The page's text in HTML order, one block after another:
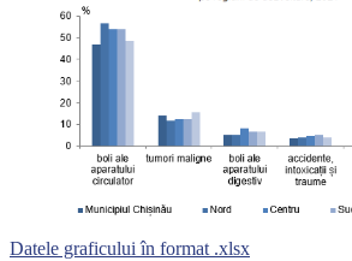
Datele graficului în format .xlsx